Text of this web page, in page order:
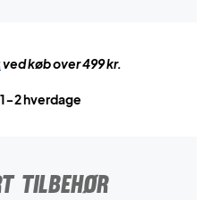
ved køb over 499 kr.
2 hverdage
TILBEHØR